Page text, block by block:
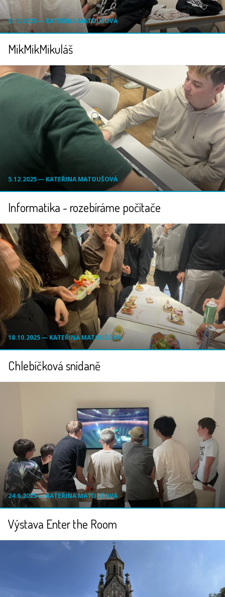
5.12.2025 ― KATEŘINA MATOUŠOVÁ
MikMikMikuláš
5.12.2025 ― KATEŘINA MATOUŠOVÁ
Informatika - rozebíráme počítače
18.10.2025 ― KATEŘINA MATOUŠOVÁ
Chlebíčková snídaně
24.6.2025 ― KATEŘINA MATOUŠOVÁ
Výstava Enter the Room